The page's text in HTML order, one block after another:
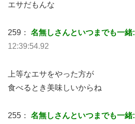
エサだもんな
259： 名無しさんといつまでも一緒:
12:39:54.92
上等なエサをやった方が
食べるとき美味しいからね
255： 名無しさんといつまでも一緒: